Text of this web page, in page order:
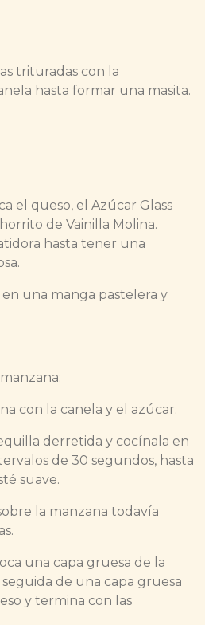
trituradas con la
hasta formar una masita.
el queso, el Azúcar Glass
de Vainilla Molina.
hasta tener una
una manga pastelera y
con la canela y el azúcar.
derretida y cocínala en
de 30 segundos, hasta
suave.
la manzana todavía
una capa gruesa de la
de una capa gruesa
y termina con las